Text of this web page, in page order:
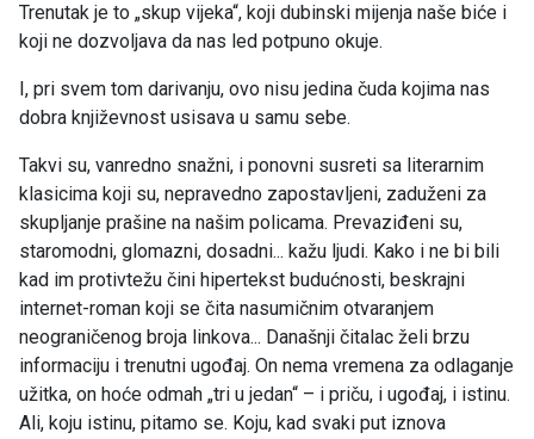
Trenutak je to „skup vijeka“, koji dubinski mijenja naše biće i
koji ne dozvoljava da nas led potpuno okuje.
I, pri svem tom darivanju, ovo nisu jedina čuda kojima nas
dobra književnost usisava u samu sebe.
Takvi su, vanredno snažni, i ponovni susreti sa literarnim
klasicima koji su, nepravedno zapostavljeni, zaduženi za
skupljanje prašine na našim policama. Prevaziđeni su,
staromodni, glomazni, dosadni... kažu ljudi. Kako i ne bi bili
kad im protivtežu čini hipertekst budućnosti, beskrajni
internet-roman koji se čita nasumičnim otvaranjem
neograničenog broja linkova... Današnji čitalac želi brzu
informaciju i trenutni ugođaj. On nema vremena za odlaganje
užitka, on hoće odmah „tri u jedan“ – i priču, i ugođaj, i istinu.
Ali, koju istinu, pitamo se. Koju, kad svaki put iznova